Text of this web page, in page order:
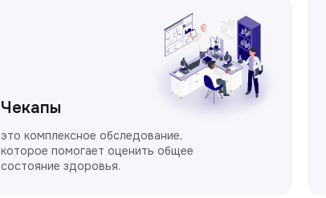
Чекапы
это комплексное обследование,
которое помогает оценить общее
состояние здоровья.